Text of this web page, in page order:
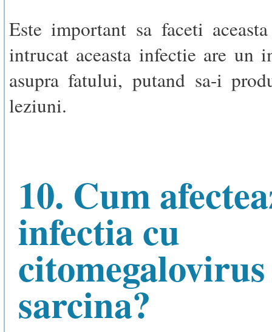
Este important sa faceti
intrucat aceasta infectie are un
asupra fatului, putand sa-i
leziuni.
10. Cum
infectia cu
citomegalovirus
sarcina?